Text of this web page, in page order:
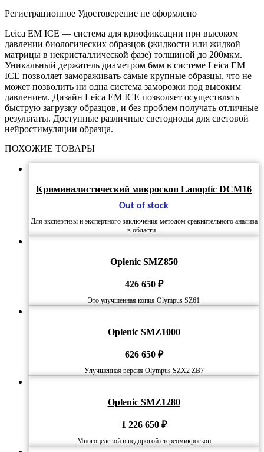
Регистрационное Удостоверение не оформлено
Leica EM ICE — система для криофиксации при высоком
давлении биологических образцов (жидкости или жидкой
матрицы в некристаллической фазе) толщиной до 200мкм.
Уникальный держатель диаметром 6мм в системе Leica EM
ICE позволяет замораживать самые крупные образцы, что не
может позволить ни одна система заморозки под высоким
давлением. Дизайн Leica EM ICE позволяет осуществлять
быструю загрузку образцов, и без проблем получать отличные
результаты. Доступные различные светодиоды для световой
нейростимуляции образца.
ПОХОЖИЕ ТОВАРЫ
Криминалистический микроскоп Lanoptic DCM16
Out of stock
Для экспертизы и экспертного заключения методом сравнительного анализа
в области...
Oplenic SMZ850
426 650 ₽
Это улучшенная копия Olympus SZ61
Oplenic SMZ1000
626 650 ₽
Улучшенная версия Olympus SZX2 ZB7
Oplenic SMZ1280
1 226 650 ₽
Многоцелевой и недорогой стереомикроскоп